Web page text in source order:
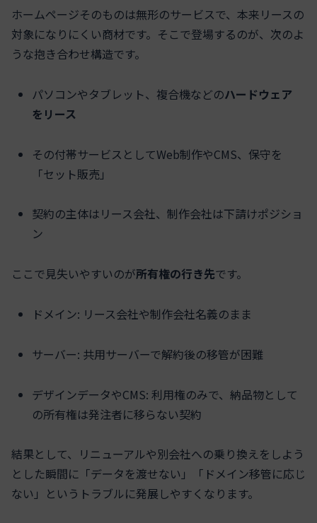
ホームページそのものは無形のサービスで、本来リースの
対象になりにくい商材です。そこで登場するのが、次のよ
うな抱き合わせ構造です。
パソコンやタブレット、複合機などのハードウェア
をリース
その付帯サービスとしてWeb制作やCMS、保守を
「セット販売」
契約の主体はリース会社、制作会社は下請けポジショ
ン
ここで見失いやすいのが所有権の行き先です。
ドメイン: リース会社や制作会社名義のまま
サーバー: 共用サーバーで解約後の移管が困難
デザインデータやCMS: 利用権のみで、納品物として
の所有権は発注者に移らない契約
結果として、リニューアルや別会社への乗り換えをしよう
とした瞬間に「データを渡せない」「ドメイン移管に応じ
ない」というトラブルに発展しやすくなります。